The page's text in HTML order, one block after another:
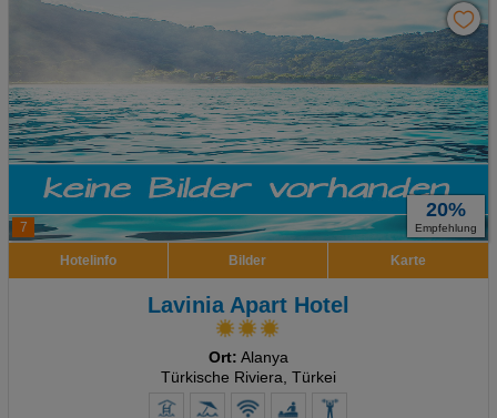
7
20%
Empfehlung
Hotelinfo Bilder Karte
Lavinia Apart Hotel
Ort: Alanya
Türkische Riviera, Türkei